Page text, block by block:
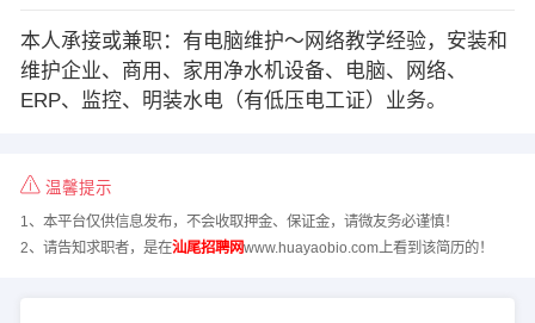
本人承接或兼职：有电脑维护～网络教学经验，安装和
维护企业、商用、家用净水机设备、电脑、网络、
ERP、监控、明装水电（有低压电工证）业务。
温馨提示
1、本平台仅供信息发布，不会收取押金、保证金，请微友务必谨慎！
2、请告知求职者，是在汕尾招聘网www.huayaobio.com上看到该简历的！